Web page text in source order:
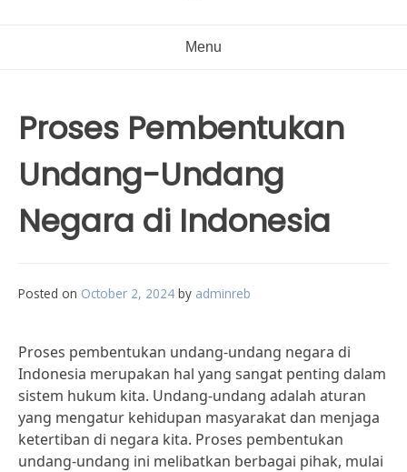
Menu
Proses Pembentukan
Undang-Undang
Negara di Indonesia
Posted on October 2, 2024 by adminreb
Proses pembentukan undang-undang negara di
Indonesia merupakan hal yang sangat penting dalam
sistem hukum kita. Undang-undang adalah aturan
yang mengatur kehidupan masyarakat dan menjaga
ketertiban di negara kita. Proses pembentukan
undang-undang ini melibatkan berbagai pihak, mulai